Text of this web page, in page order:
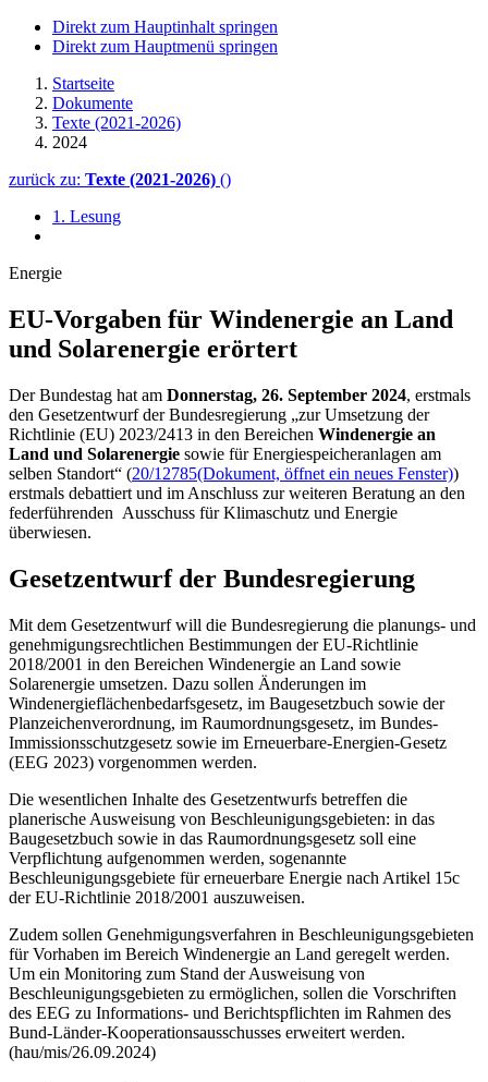
Direkt zum Hauptinhalt springen
Direkt zum Hauptmenü springen
Startseite
Dokumente
Texte (2021-2026)
2024
zurück zu: Texte (2021-2026) ()
1. Lesung
Energie
EU-Vorgaben für Windenergie an Land
und Solarenergie erörtert
Der Bundestag hat am Donnerstag, 26. September 2024, erstmals
den Gesetzentwurf der Bundesregierung „zur Umsetzung der
Richtlinie (EU) 2023/2413 in den Bereichen Windenergie an
Land und Solarenergie sowie für Energiespeicheranlagen am
selben Standort“ (20/12785(Dokument, öffnet ein neues Fenster))
erstmals debattiert und im Anschluss zur weiteren Beratung an den
federführenden Ausschuss für Klimaschutz und Energie
überwiesen.
Gesetzentwurf der Bundesregierung
Mit dem Gesetzentwurf will die Bundesregierung die planungs- und
genehmigungsrechtlichen Bestimmungen der EU-Richtlinie
2018/2001 in den Bereichen Windenergie an Land sowie
Solarenergie umsetzen. Dazu sollen Änderungen im
Windenergieflächenbedarfsgesetz, im Baugesetzbuch sowie der
Planzeichenverordnung, im Raumordnungsgesetz, im Bundes-
Immissionsschutzgesetz sowie im Erneuerbare-Energien-Gesetz
(EEG 2023) vorgenommen werden.
Die wesentlichen Inhalte des Gesetzentwurfs betreffen die
planerische Ausweisung von Beschleunigungsgebieten: in das
Baugesetzbuch sowie in das Raumordnungsgesetz soll eine
Verpflichtung aufgenommen werden, sogenannte
Beschleunigungsgebiete für erneuerbare Energie nach Artikel 15c
der EU-Richtlinie 2018/2001 auszuweisen.
Zudem sollen Genehmigungsverfahren in Beschleunigungsgebieten
für Vorhaben im Bereich Windenergie an Land geregelt werden.
Um ein Monitoring zum Stand der Ausweisung von
Beschleunigungsgebieten zu ermöglichen, sollen die Vorschriften
des EEG zu Informations- und Berichtspflichten im Rahmen des
Bund-Länder-Kooperationsausschusses erweitert werden.
(hau/mis/26.09.2024)